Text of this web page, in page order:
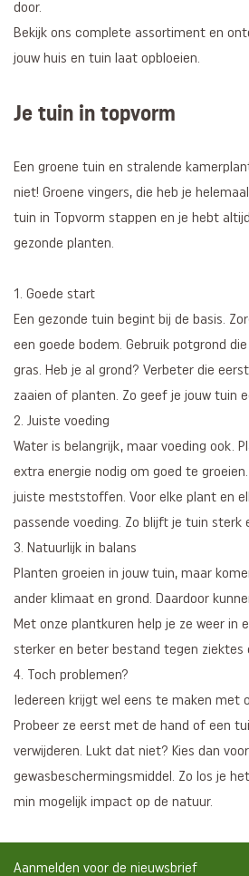
door.
Bekijk ons complete assortiment en
jouw huis en tuin laat opbloeien.
Je tuin in topvorm
Een groene tuin en stralende
niet! Groene vingers, die heb je
tuin in Topvorm stappen en je hebt
gezonde planten.
1. Goede start
Een gezonde tuin begint bij de basis.
een goede bodem. Gebruik potgrond
gras. Heb je al grond? Verbeter die
zaaien of planten. Zo geef je jouw tuin
2. Juiste voeding
Water is belangrijk, maar voeding ook.
extra energie nodig om goed te
juiste meststoffen. Voor elke plant en
passende voeding. Zo blijft je tuin sterk
3. Natuurlijk in balans
Planten groeien in jouw tuin, maar
ander klimaat en grond. Daardoor
Met onze plantkuren help je ze weer in
sterker en beter bestand tegen ziektes
4. Toch problemen?
Iedereen krijgt wel eens te maken met
Probeer ze eerst met de hand of een
verwijderen. Lukt dat niet? Kies dan
gewasbeschermingsmiddel. Zo los je
min mogelijk impact op de natuur.
Aanmelden voor de nieuwsbrief